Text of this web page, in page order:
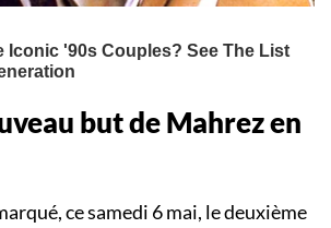
but de Mahrez en
ce samedi 6 mai, le deuxième